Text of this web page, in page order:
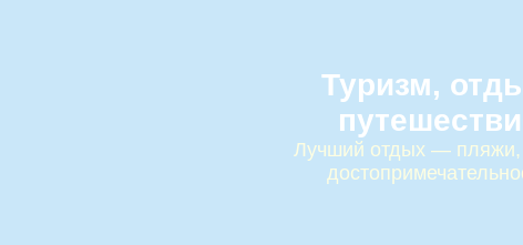
Туризм,
Лучший отдых — пляжи,